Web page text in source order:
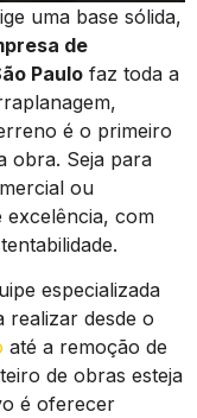
uma base sólida,
de
Paulo faz toda a
é o primeiro
obra. Seja para
ou
excelência, com
especializada
realizar desde o
até a remoção de
de obras esteja
é oferecer